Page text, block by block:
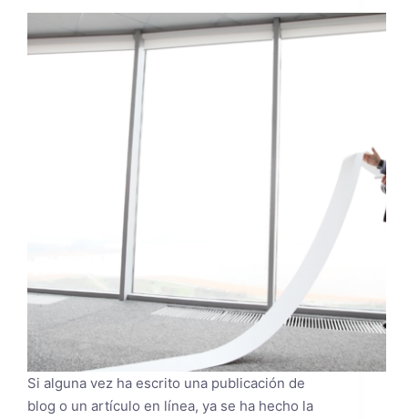
Si alguna vez ha escrito una publicación de
blog o un artículo en línea, ya se ha hecho la